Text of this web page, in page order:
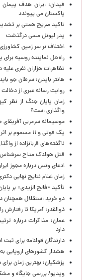
فیدان: ایران هدف
پاکستان می پیوندد
تاکید صریح همتی بر
پدر لیونل مسی درگذشت
اختلاف بر سر زمین
راه‌حل نماینده روسیه برای
تظاهرات هزاران نفری
هانتر بایدن: سرطان جو
روایت رسانه عبری از
زمان پایان جنگ از نظر
واگذاری است؟
موسیمانه سرمربی
یک فوتی و ۱۱ مسموم بر اثر مصرف مشروبات الکلی در نیشابور
ناگفته‌های قربانزاده از واگذاری ۱۲ درصد هلدینگ
قتل هولناک مداح
ادعای ونس درباره مجوز
زمان اعلام نتایج نهایی
تأکید «فالح الزیدی» بر
دو خرید استقلال همچنان
ذوالقدر: آمریکا تا
عمان: مذاکرات درباره
دارد
دارندگان قولنامه برای ثبت ادعا فقط ۲
هشدار کشورهای اروپایی
پزشکیان‌: بهترین زمان
ویدیو/ بررسی جایگاه و